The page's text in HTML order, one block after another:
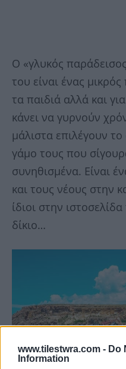
www.tilestwra.com - Do
Information
Ο «γλυκός
του είναι ένας
τα παιδιά αλλά και
κάνει να γυρνούν
μάλιστα επιλέγουν
γάμο τους που
συνηθισμένα. Είναι
και τους νέους στην
ίδιοι στην
δίκιο…